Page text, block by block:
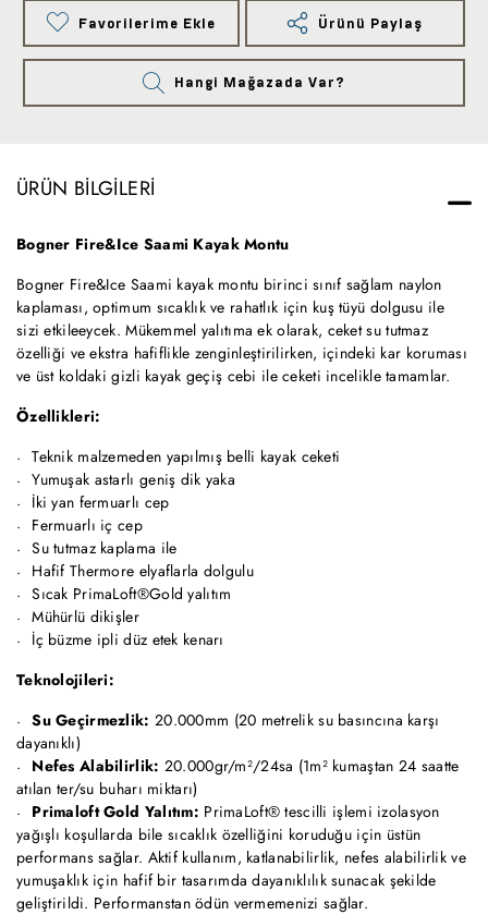
Favorilerime Ekle Ürünü Paylaş
Hangi Mağazada Var?
ÜRÜN BILGILERI
Bogner Fire&Ice Saami Kayak Montu
Bogner Fire&Ice Saami kayak montu birinci sınıf sağlam naylon
kaplaması, optimum sıcaklık ve rahatlık için kuş tüyü dolgusu ile
sizi etkileeycek. Mükemmel yalıtıma ek olarak, ceket su tutmaz
özelliği ve ekstra hafiflikle zenginleştirilirken, içindeki kar koruması
ve üst koldaki gizli kayak geçiş cebi ile ceketi incelikle tamamlar.
Özellikleri:
Teknik malzemeden yapılmış belli kayak ceketi
Yumuşak astarlı geniş dik yaka
İki yan fermuarlı cep
Fermuarlı iç cep
Su tutmaz kaplama ile
Hafif Thermore elyaflarla dolgulu
Sıcak PrimaLoft®Gold yalıtım
Mühürlü dikişler
İç büzme ipli düz etek kenarı
Teknolojileri:
Su Geçirmezlik: 20.000mm (20 metrelik su basıncına karşı
dayanıklı)
Nefes Alabilirlik: 20.000gr/m²/24sa (1m² kumaştan 24 saatte
atılan ter/su buharı miktarı)
Primaloft Gold Yalıtım: PrimaLoft® tescilli işlemi izolasyon
yağışlı koşullarda bile sıcaklık özelliğini koruduğu için üstün
performans sağlar. Aktif kullanım, katlanabilirlik, nefes alabilirlik ve
yumuşaklık için hafif bir tasarımda dayanıklılık sunacak şekilde
geliştirildi. Performanstan ödün vermemenizi sağlar.